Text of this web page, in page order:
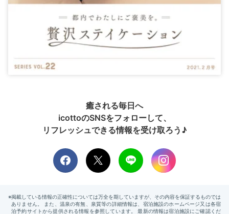
癒される毎日へ
icottoのSNSをフォローして、
リフレッシュできる情報を受け取ろう♪